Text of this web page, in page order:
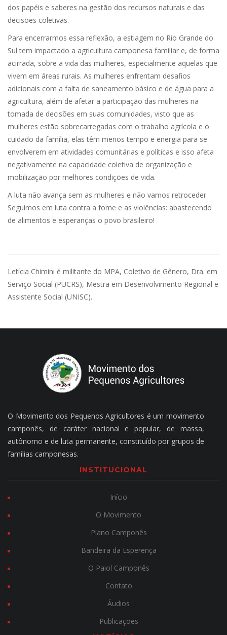
dos papéis e saberes na gestão dos recursos naturais e das
decisões coletivas.
Para encerrarmos essa reflexão, a estiagem no Rio Grande do
Sul tem impactado a agricultura camponesa familiar e, de forma
acirrada, sobre a vida das mulheres, especialmente aquelas que
vivem em áreas rurais. As mulheres enfrentam desafios
adicionais com a falta de saneamento básico e de água para a
agricultura, além de afetar a participação das mulheres na
tomada de decisões em suas comunidades, visto que as
mulheres estão sobrecarregadas com o trabalho agrícola e o
cuidado da família, elas têm menos tempo e energia para se
envolverem em atividades comunitárias e políticas e isso afeta
negativamente na capacidade coletiva de organização e
mobilização por melhores condições de vida.
A luta não avança sem as mulheres e não vamos retroceder.
Seguimos em luta contra a fome e as violências: abastecendo
de alimentos e esperanças o povo brasileiro!
Letícia Chimini é militante do MPA, Coletivo de Gênero, Dra. em
Serviço Social (PUCRS), Mestra em Desenvolvimento Regional e
Assistente Social (UNISC).
O Movimento dos Pequenos Agricultores é um movimento
camponês, de caráter nacional e popular, de massa,
autônomo e de luta permanente, constituído por grupos de
famílias camponesas.
INSTITUCIONAL
Início
O Movimento
Plano Camponês
Bandeira da Esperença
O Paiol Camponês
Contato
Áudios
Publicações